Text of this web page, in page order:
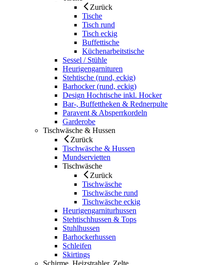
Zurück
Tische
Tisch rund
Tisch eckig
Buffettische
Küchenarbeitstische
Sessel / Stühle
Heurigengarnituren
Stehtische (rund, eckig)
Barhocker (rund, eckig)
Design Hochtische inkl. Hocker
Bar-, Buffettheken & Rednerpulte
Paravent & Absperrkordeln
Garderobe
Tischwäsche & Hussen
Zurück
Tischwäsche & Hussen
Mundservietten
Tischwäsche
Zurück
Tischwäsche
Tischwäsche rund
Tischwäsche eckig
Heurigengarniturhussen
Stehtischhussen & Tops
Stuhlhussen
Barhockerhussen
Schleifen
Skirtings
Schirme, Heizstrahler, Zelte